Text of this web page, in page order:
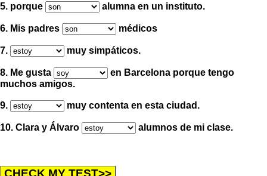
5. porque alumna en un instituto.
6. Mis padres médicos
7. muy simpáticos.
8. Me gusta
en Barcelona porque tengo
muchos amigos.
9. muy contenta en esta ciudad.
10. Clara y Álvaro alumnos de mi clase.